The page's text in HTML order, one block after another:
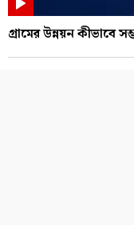
গ্রামের উন্নয়ন কীভাবে